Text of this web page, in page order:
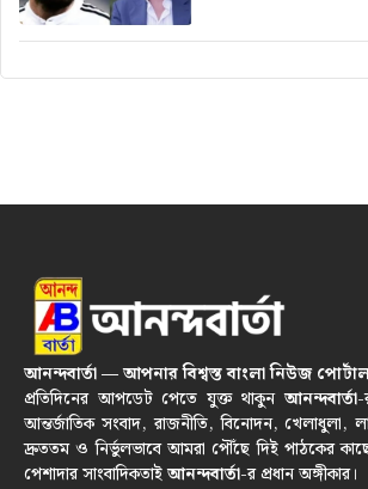
আনন্দবার্তা — আপনার বিশ্বস্ত বাংলা নিউজ
প্রতিদিনের আপডেট পেতে যুক্ত থাকুনআনন্দবার্তা-
আন্তর্জাতিক সংবাদ, রাজনীতি, বিনোদন, খেলাধুলা,
দ্রুততম ও নির্ভুলভাবে আমরা পৌঁছে দিই পাঠকের
পেশাদার সাংবাদিকতাইআনন্দবার্তা-র প্রধান অঙ্গীকার।